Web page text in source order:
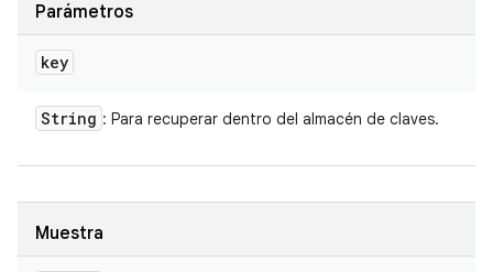
Parámetros
key
String : Para recuperar dentro del almacén de claves.
Muestra